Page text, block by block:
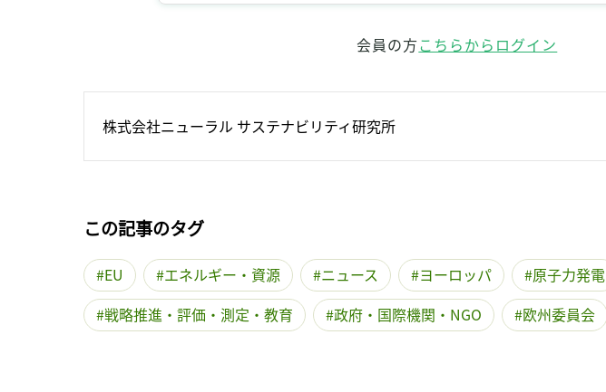
会員の方こちらからログイン
株式会社ニューラル サステナビリティ研究所
この記事のタグ
EU エネルギー・資源 ニュース ヨーロッパ 原子力発電
戦略推進・評価・測定・教育
政府・国際機関・NGO 欧州委員会